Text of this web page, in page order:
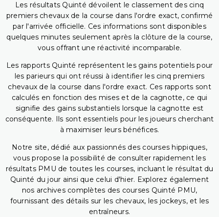
Les résultats Quinté dévoilent le classement des cinq
premiers chevaux de la course dans l'ordre exact, confirmé
par l'arrivée officielle. Ces informations sont disponibles
quelques minutes seulement après la clôture de la course,
vous offrant une réactivité incomparable.
Les rapports Quinté représentent les gains potentiels pour
les parieurs qui ont réussi à identifier les cinq premiers
chevaux de la course dans l'ordre exact. Ces rapports sont
calculés en fonction des mises et de la cagnotte, ce qui
signifie des gains substantiels lorsque la cagnotte est
conséquente. Ils sont essentiels pour les joueurs cherchant
à maximiser leurs bénéfices.
Notre site, dédié aux passionnés des courses hippiques,
vous propose la possibilité de consulter rapidement les
résultats PMU de toutes les courses, incluant le résultat du
Quinté du jour ainsi que celui d'hier. Explorez également
nos archives complètes des courses Quinté PMU,
fournissant des détails sur les chevaux, les jockeys, et les
entraîneurs.